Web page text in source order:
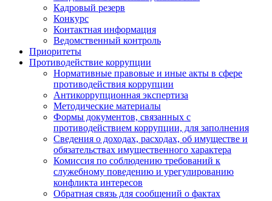
Кадровый резерв
Конкурс
Контактная информация
Ведомственный контроль
Приоритеты
Противодействие коррупции
Нормативные правовые и иные акты в сфере
противодействия коррупции
Антикоррупционная экспертиза
Методические материалы
Формы документов, связанных с
противодействием коррупции, для заполнения
Сведения о доходах, расходах, об имуществе и
обязательствах имущественного характера
Комиссия по соблюдению требований к
служебному поведению и урегулированию
конфликта интересов
Обратная связь для сообщений о фактах